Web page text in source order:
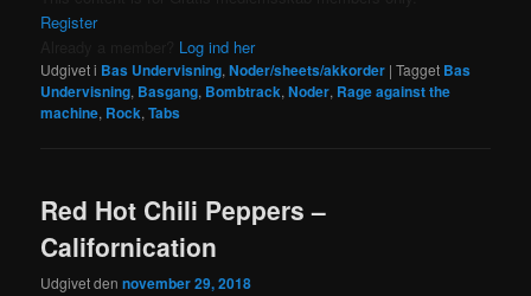
Register
Log ind her
Udgivet i Bas Undervisning,Noder/sheets/akkorder |Tagget Bas
Undervisning, Basgang, Bombtrack,Noder, Rage against the
machine, Rock,Tabs
Red Hot Chili Peppers –
Californication
Udgivet dennovember 29, 2018